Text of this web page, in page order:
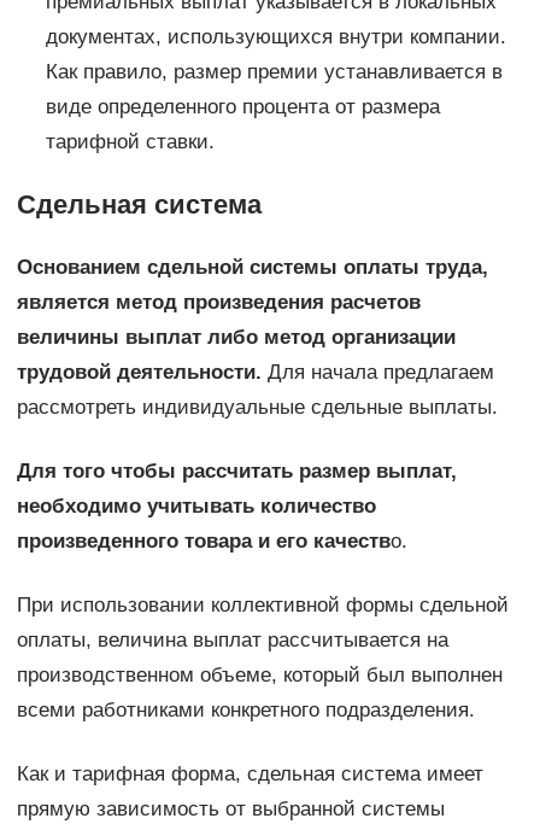
документах, использующихся внутри компании.
Как правило, размер премии устанавливается в
виде определенного процента от размера
тарифной ставки.
Сдельная система
Основанием сдельной системы оплаты труда,
является метод произведения расчетов
величины выплат либо метод организации
трудовой деятельности. Для начала предлагаем
рассмотреть индивидуальные сдельные выплаты.
Для того чтобы рассчитать размер выплат,
необходимо учитывать количество
произведенного товара и его качество.
При использовании коллективной формы сдельной
оплаты, величина выплат рассчитывается на
производственном объеме, который был выполнен
всеми работниками конкретного подразделения.
Как и тарифная форма, сдельная система имеет
прямую зависимость от выбранной системы